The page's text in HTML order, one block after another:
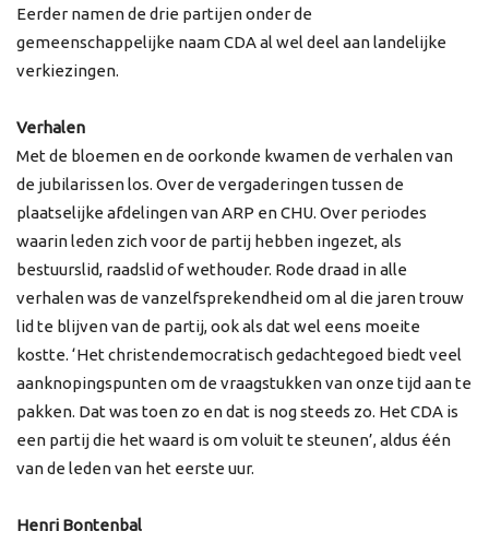
Eerder namen de drie partijen onder de
gemeenschappelijke naam CDA al wel deel aan landelijke
verkiezingen.
Verhalen
Met de bloemen en de oorkonde kwamen de verhalen van
de jubilarissen los. Over de vergaderingen tussen de
plaatselijke afdelingen van ARP en CHU. Over periodes
waarin leden zich voor de partij hebben ingezet, als
bestuurslid, raadslid of wethouder. Rode draad in alle
verhalen was de vanzelfsprekendheid om al die jaren trouw
lid te blijven van de partij, ook als dat wel eens moeite
kostte. ‘Het christendemocratisch gedachtegoed biedt veel
aanknopingspunten om de vraagstukken van onze tijd aan te
pakken. Dat was toen zo en dat is nog steeds zo. Het CDA is
een partij die het waard is om voluit te steunen’, aldus één
van de leden van het eerste uur.
Henri Bontenbal